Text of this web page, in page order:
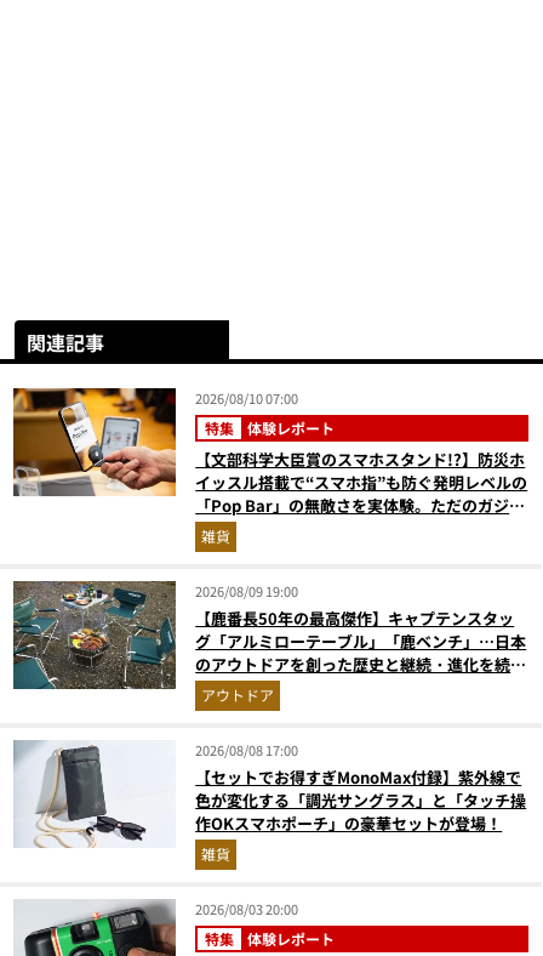
関連記事
2026/08/10 07:00
特集 体験レポート
【文部科学大臣賞のスマホスタンド!?】防災ホ
イッスル搭載で“スマホ指”も防ぐ発明レベルの
「Pop Bar」の無敵さを実体験。ただのガジェ
ットじゃない！
雑貨
2026/08/09 19:00
【鹿番長50年の最高傑作】キャプテンスタッ
グ「アルミローテーブル」「鹿ベンチ」…日本
のアウトドアを創った歴史と継続・進化を続け
る定番神ギア11選
アウトドア
2026/08/08 17:00
【セットでお得すぎMonoMax付録】紫外線で
色が変化する「調光サングラス」と「タッチ操
作OKスマホポーチ」の豪華セットが登場！
雑貨
2026/08/03 20:00
特集 体験レポート